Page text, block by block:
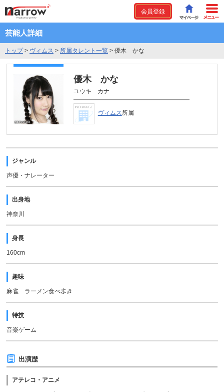
会員登録
芸能人詳細
トップ> ヴィムス > 所属タレント一覧 > 優木 かな
優木 かな
ユウキ カナ
ヴィムス所属
ジャンル
声優・ナレーター
出身地
神奈川
身長
160cm
趣味
麻雀 ラーメン食べ歩き
特技
音楽ゲーム
出演歴
アテレコ・アニメ